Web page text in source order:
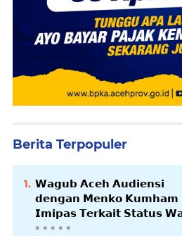
Berita Terpopuler
𝗪𝗮𝗴𝘂𝗯 𝗔𝗰𝗲𝗵 𝗔𝘂𝗱𝗶𝗲𝗻𝘀𝗶
𝗱𝗲𝗻𝗴𝗮𝗻 𝗠𝗲𝗻𝗸𝗼 𝗞𝘂𝗺𝗵𝗮𝗺
𝗜𝗺𝗶𝗽𝗮𝘀 𝗧𝗲𝗿𝗸𝗮𝗶𝘁 𝗦𝘁𝗮𝘁𝘂𝘀
𝗕𝗹𝗮𝗻𝗴𝗽𝗮𝗱𝗮𝗻𝗴